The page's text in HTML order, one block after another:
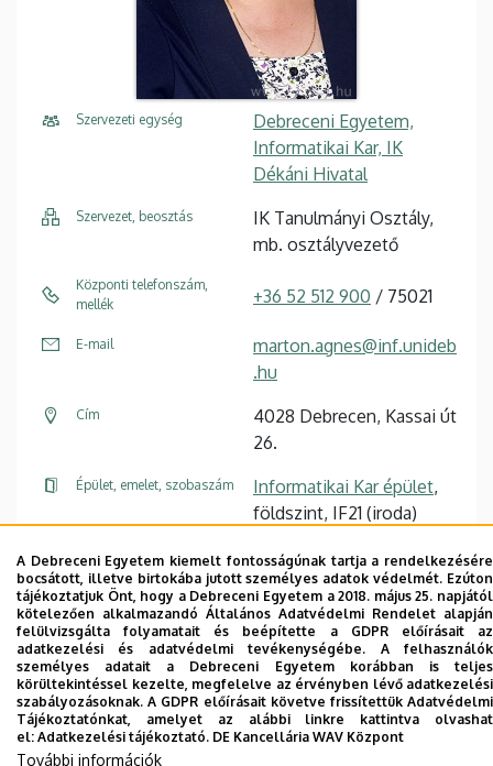
Szervezeti egység
Debreceni Egyetem,
Informatikai Kar, IK
Dékáni Hivatal
Szervezet, beosztás
IK Tanulmányi Osztály,
mb. osztályvezető
Központi telefonszám,
mellék
+36 52 512 900 / 75021
E-mail
marton.agnes@inf.unideb
.hu
Cím
4028 Debrecen, Kassai út
26.
Épület, emelet, szobaszám Informatikai Kar épület,
földszint, IF21 (iroda)
Weboldal Profil
Dolgozói adatmódosítás igénylése a DE
telefonkönyvében| Külső személyek rögzítése a
DE telefonkönyvében
A Debreceni Egyetem kiemelt fontosságúnak tartja a rendelkezésére
bocsátott, illetve birtokába jutott személyes adatok védelmét. Ezúton
tájékoztatjuk Önt, hogy a Debreceni Egyetem a 2018. május 25. napjától
kötelezően alkalmazandó Általános Adatvédelmi Rendelet alapján
felülvizsgálta folyamatait és beépítette a GDPR előírásait az
adatkezelési és adatvédelmi tevékenységébe. A felhasználók
személyes adatait a Debreceni Egyetem korábban is teljes
körültekintéssel kezelte, megfelelve az érvényben lévő adatkezelési
szabályozásoknak. A GDPR előírásait követve frissítettük Adatvédelmi
Tájékoztatónkat, amelyet az alábbi linkre kattintva olvashat
el: Adatkezelési tájékoztató. DE Kancellária WAV Központ
További információk